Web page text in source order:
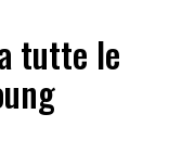
tutte le